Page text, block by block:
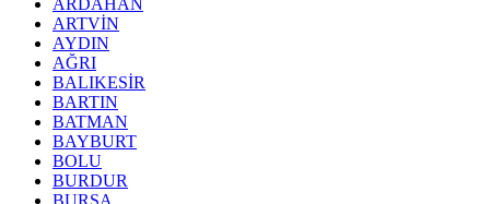
ARDAHAN
ARTVİN
AYDIN
AĞRI
BALIKESİR
BARTIN
BATMAN
BAYBURT
BOLU
BURDUR
BURSA